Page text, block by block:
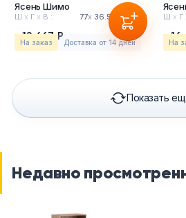
Ясень Шимо
Ш х Г х В : 77х36.5 197.5см
12 667 Р
На заказ Доставка от 14 дней
Ш х Г
16
На
Показать
Недавно